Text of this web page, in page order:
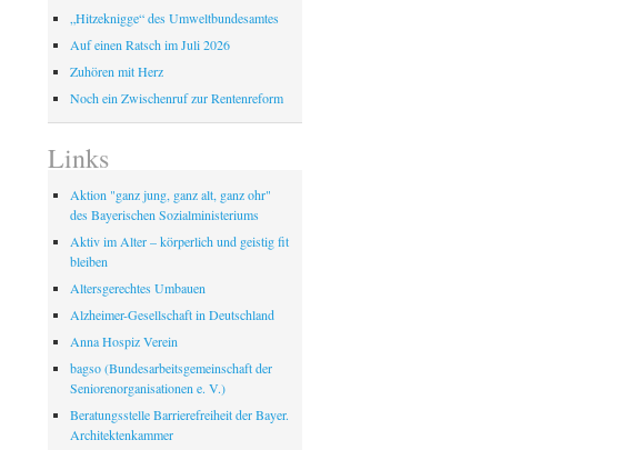
„Hitzeknigge“ des Umweltbundesamtes
Auf einen Ratsch im Juli 2026
Zuhören mit Herz
Noch ein Zwischenruf zur Rentenreform
Links
Aktion "ganz jung, ganz alt, ganz ohr"
des Bayerischen Sozialministeriums
Aktiv im Alter – körperlich und geistig fit
bleiben
Altersgerechtes Umbauen
Alzheimer-Gesellschaft in Deutschland
Anna Hospiz Verein
bagso (Bundesarbeitsgemeinschaft der
Seniorenorganisationen e. V.)
Beratungsstelle Barrierefreiheit der Bayer.
Architektenkammer